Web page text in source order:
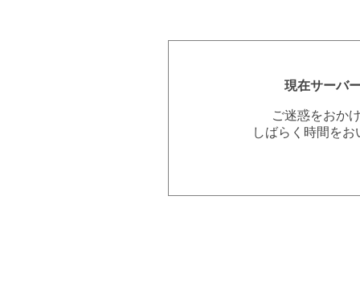
現在サーバ
ご迷惑をおか
しばらく時間を